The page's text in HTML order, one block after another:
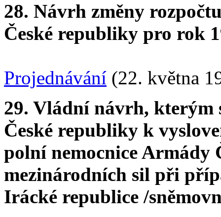
28. Návrh změny
České republiky pro rok
Projednávání (22. května
29. Vládní návrh, kterým
České republiky k
polní nemocnice Armády
mezinárodních sil při
Irácké republice /